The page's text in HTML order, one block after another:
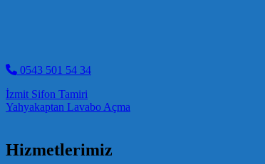
0543 501 54 34
Post navigation
İzmit Sifon Tamiri
Yahyakaptan Lavabo Açma
Hizmetlerimiz